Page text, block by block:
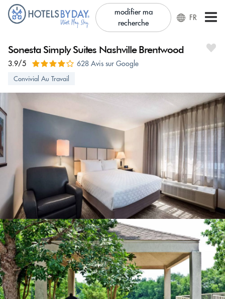
modifier ma
recherche
FR
Sonesta Simply Suites Nashville Brentwood
3.9/5 628 Avis sur Google
Convivial Au Travail